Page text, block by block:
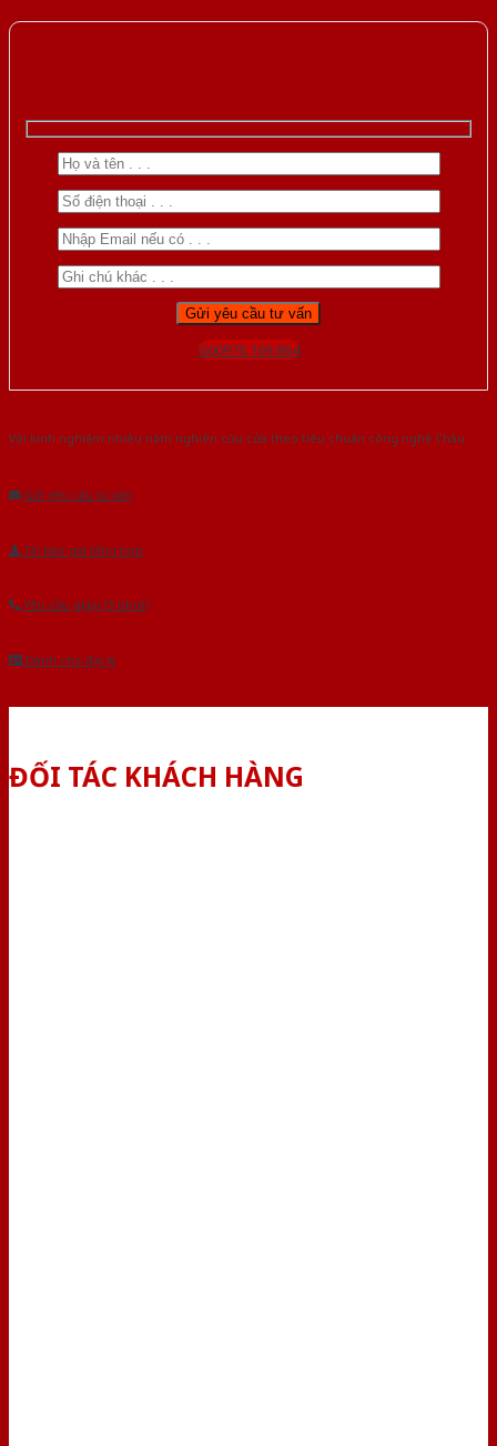
Gọi 0976.169.864
Với kinh nghiệm nhiêu năm nghiên cứu cửa theo tiêu chuẩn công nghệ Châu
Âu.Chúng tôi tự tin là nhà sản xuất & cung cấp hàng đầu tại Việt Nam!
Gửi yêu cầu tư vấn
Tải báo giá tổng hợp
Yêu cầu gọi lại (3 phút)
Dành cho đại lý
ĐỐI TÁC KHÁCH HÀNG